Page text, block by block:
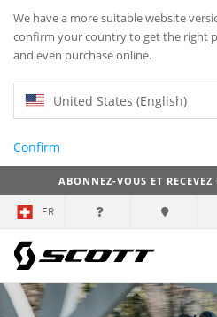
We have a more suitable website
confirm your country to get the right
and even purchase online.
United States (English)
Confirm
ABONNEZ-VOUS ET
FR